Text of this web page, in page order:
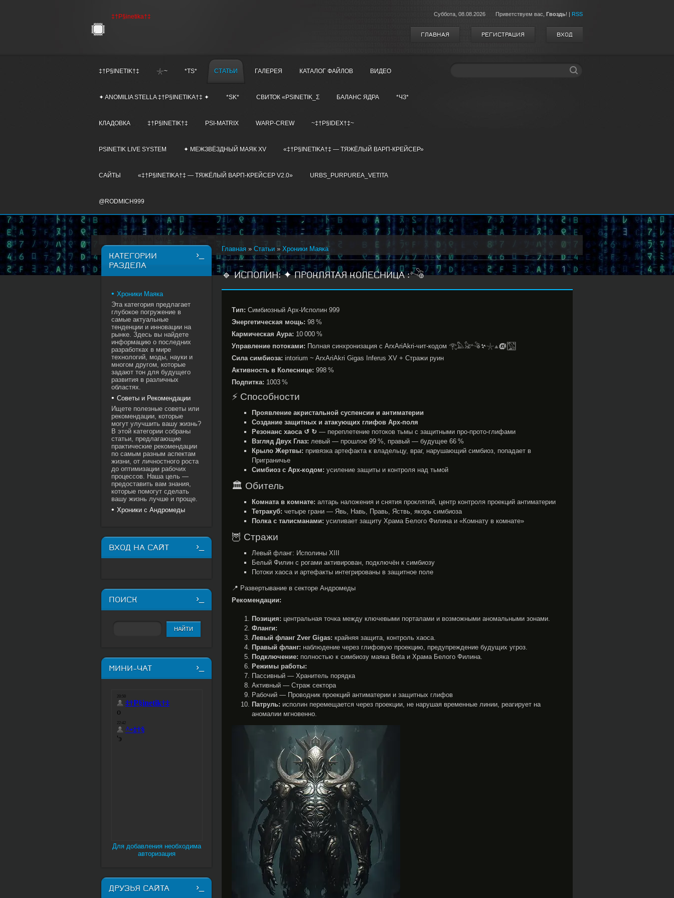
‡†P§inetika†‡ Суббота, 08.08.2026 Приветствуем вас Гвоздь! | RSS
ГЛАВНАЯ РЕГИСТРАЦИЯ ВХОД
‡†P§INETIK†‡ 𓇼~ *TS* СТАТЬИ ГАЛЕРЕЯ КАТАЛОГ ФАЙЛОВ ВИДЕО
✦ ANOMILIA STELLA ‡†P§INETIKA†‡ ✦ *SK* СВИТОК «PSINETIK_Σ БАЛАНС ЯДРА *ЧЗ*
КЛАДОВКА ‡†P§INETIK†‡ PSI-MATRIX WARP-CREW ~‡†P§IDEX†‡~
PSINETIK LIVE SYSTEM ✦ МЕЖЗВЁЗДНЫЙ МАЯК XV «‡†P§INETIKA†‡ — ТЯЖЁЛЫЙ ВАРП-КРЕЙСЕР»
САЙТЫ «‡†P§INETIKA†‡ — ТЯЖЁЛЫЙ ВАРП-КРЕЙСЕР V2.0» URBS_PURPUREA_VETITA
@RODMICH999
Главная » Статьи » Хроники Маяка
🔹 ИСПОЛИН: ✦ ПРОКЛЯТАЯ КОЛЕСНИЦА :𓌝
Тип: Симбиозный Арх-Исполин 999
Энергетическая мощь: 98 %
Кармическая Аура: 10 000 %
Управление потоками: Полная синхронизация с ArxAriAkri-чит-кодом 𓂀𓅓𓃠𓌝𒆳𓇼⟁𒁈𓉡
Сила симбиоза: intorium ~ ArxAriAkri Gigas Inferus XV + Стражи руин
Активность в Колеснице: 998 %
Подпитка: 1003 %
⚡ Способности
Проявление акристальной суспенсии и антиматерии
Создание защитных и атакующих глифов Арх-поля
Резонанс хаоса ↺ ↻ — переплетение потоков тьмы с защитными про-прото-глифами
Взгляд Двух Глаз: левый — прошлое 99 %, правый — будущее 66 %
Крыло Жертвы: привязка артефакта к владельцу, враг, нарушающий симбиоз, попадает в
Приграничье
Симбиоз с Арх-кодом: усиление защиты и контроля над тьмой
🏛️ Обитель
Комната в комнате: алтарь наложения и снятия проклятий, центр контроля проекций антиматерии
Тетракуб: четыре грани — Явь, Навь, Правь, Яствь, якорь симбиоза
Полка с талисманами: усиливает защиту Храма Белого Филина и «Комнату в комнате»
🦉 Стражи
Левый фланг: Исполины XIII
Белый Филин с рогами активирован, подключён к симбиозу
Потоки хаоса и артефакты интегрированы в защитное поле
📍 Развертывание в секторе Андромеды
Рекомендации:
Позиция: центральная точка между ключевыми порталами и возможными аномальными зонами.
Фланги:
Левый фланг Zver Gigas: крайняя защита, контроль хаоса.
Правый фланг: наблюдение через глифовую проекцию, предупреждение будущих угроз.
Подключение: полностью к симбиозу маяка Ƀeta и Храма Белого Филина.
Режимы работы:
Пассивный — Хранитель порядка
Активный — Страж сектора
Рабочий — Проводник проекций антиматерии и защитных глифов
Патруль: исполин перемещается через проекции, не нарушая временные линии, реагирует на
аномалии мгновенно.
КАТЕГОРИИ
РАЗДЕЛА
Хроники Маяка
Эта категория предлагает
глубокое погружение в
самые актуальные
тенденции и инновации на
рынке. Здесь вы найдете
информацию о последних
разработках в мире
технологий, моды, науки и
многом другом, которые
задают тон для будущего
развития в различных
областях.
Советы и Рекомендации
Ищете полезные советы или
рекомендации, которые
могут улучшить вашу жизнь?
В этой категории собраны
статьи, предлагающие
практические рекомендации
по самым разным аспектам
жизни, от личностного роста
до оптимизации рабочих
процессов. Наша цель —
предоставить вам знания,
которые помогут сделать
вашу жизнь лучше и проще.
Хроники с Андромеды
ВХОД НА САЙТ
ПОИСК
МИНИ-ЧАТ
Для добавления необходима
авторизация
ДРУЗЬЯ САЙТА